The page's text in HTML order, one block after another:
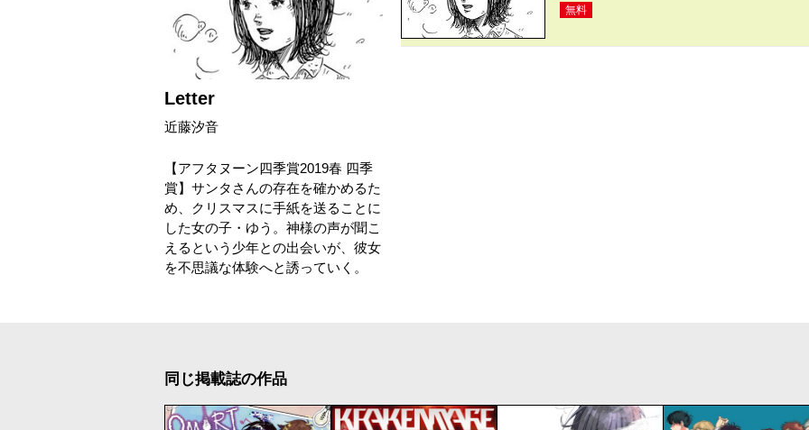
Letter
近藤汐音
【アフタヌーン四季賞2019春 四季
賞】サンタさんの存在を確かめるた
め、クリスマスに手紙を送ることに
した女の子・ゆう。神様の声が聞こ
えるという少年との出会いが、彼女
を不思議な体験へと誘っていく。
無料
同じ掲載誌の作品